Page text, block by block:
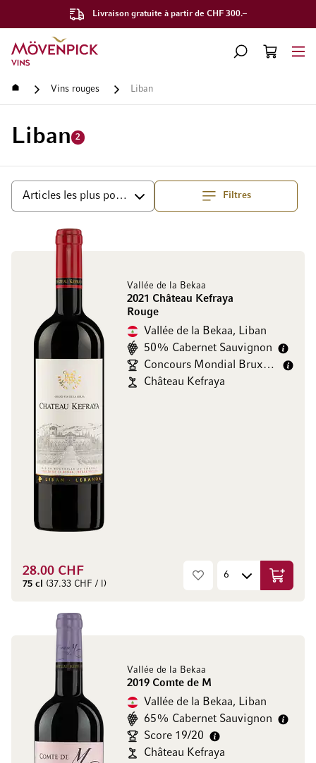
Livraison gratuite à partir de CHF 300.–
Aller à la page d'accueil
CHERCHERPANIER
Accueil Vins rouges Liban
Liban 2
Filtres
Trier parhaut
Vallée de la Bekaa
2021 Château Kefraya
Rouge
Vallée de la Bekaa, Liban
50% Cabernet Sauvignon
Concours Mondial Bruxelles Gold/
Château Kefraya
28.00 CHF
75 cl (37.33 CHF / l) Ajouter
Vallée de la Bekaa
2019 Comte de M
Vallée de la Bekaa, Liban
65% Cabernet Sauvignon
Score 19/20
Château Kefraya